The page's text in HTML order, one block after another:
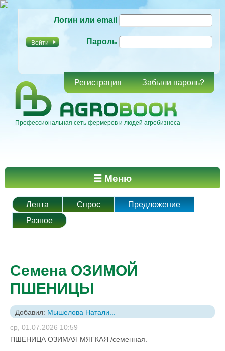
основному
Логин или email
Пароль
Регистрация Забыли пароль?
Профессиональная сеть фермеров и людей агробизнеса
Главное меню ☰ Меню
Лента Спрос
Предложение
Разное
Семена ОЗИМОЙ
ПШЕНИЦЫ
Добавил: Мышелова Натали...
ср, 01.07.2026 10:59
ПШЕНИЦА ОЗИМАЯ МЯГКАЯ /семенная.